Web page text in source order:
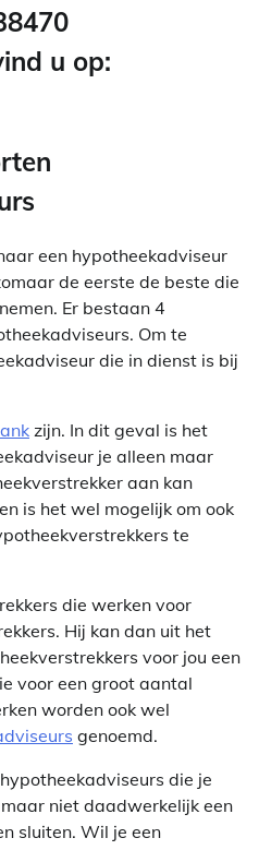
u op:
een hypotheekadviseur
de eerste de beste die
Er bestaan 4
Om te
die in dienst is bij
zijn. In dit geval is het
je alleen maar
aan kan
is het wel mogelijk om ook
te
die werken voor
Hij kan dan uit het
voor jou een
voor een groot aantal
worden ook wel
genoemd.
die je
niet daadwerkelijk een
sluiten. Wil je een